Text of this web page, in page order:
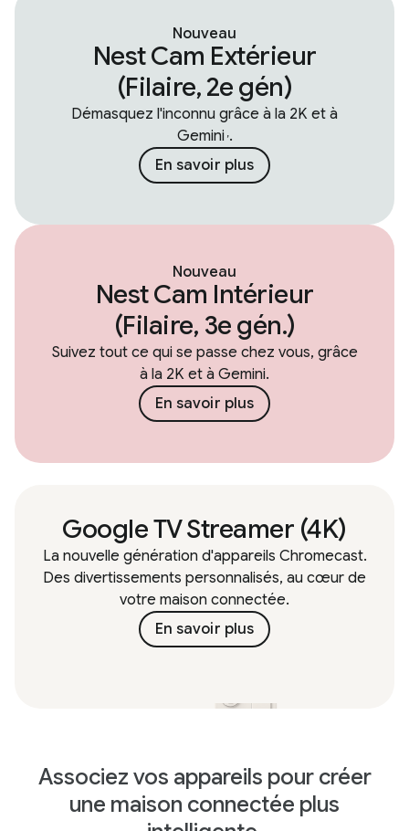
Nouveau
Nest Cam Extérieur
(Filaire, 2e gén)
Démasquez l'inconnu grâce à la 2K et à
Gemini ,.
En savoir plus
Nouveau
Nest Cam Intérieur
(Filaire, 3e gén.)
Suivez tout ce qui se passe chez vous, grâce
à la 2K et à Gemini.
En savoir plus
Google TV Streamer (4K)
La nouvelle génération d'appareils Chromecast.
Des divertissements personnalisés, au cœur de
votre maison connectée.
En savoir plus
Associez vos appareils pour créer
une maison connectée plus